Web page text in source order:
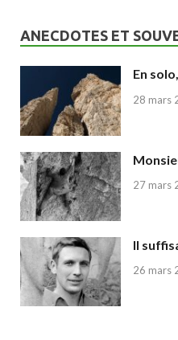
ANECDOTES ET
En
28 mars
27 mars
Il
26 mars